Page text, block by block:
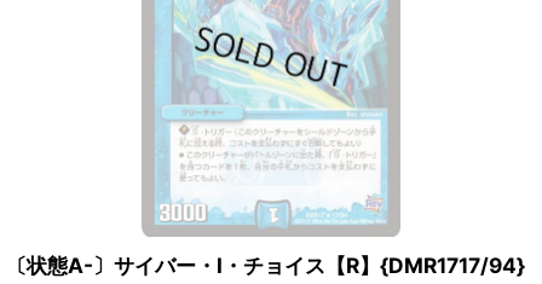
〔状態A-〕サイバー・I・チョイス【R】{DMR1717/94}